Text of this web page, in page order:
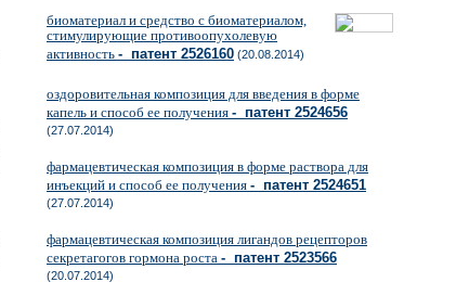
биоматериал и средство с биоматериалом,
стимулирующие противоопухолевую
активность - патент 2526160 (20.08.2014)
оздоровительная композиция для введения в форме
капель и способ ее получения - патент 2524656
(27.07.2014)
фармацевтическая композиция в форме раствора для
инъекций и способ ее получения - патент 2524651
(27.07.2014)
фармацевтическая композиция лигандов рецепторов
секретагогов гормона роста - патент 2523566
(20.07.2014)